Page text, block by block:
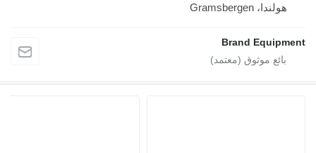
هولندا، Gramsbergen
Brand